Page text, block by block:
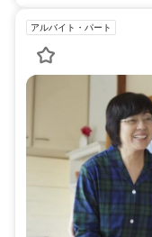
アルバイト・パート